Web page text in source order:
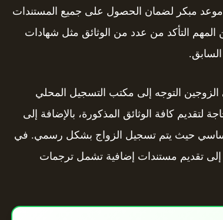
موعد مبكر لضمان الحصول على جميع المستندات
التأكد من عدد من الوثائق مثل شهادات
السابق.
التوجه إلى مكتب التسجيل المحلي
كافة الوثائق المذكورة، بالإضافة إلى
حيث يتم تسجيل الزواج بشكل رسمي. في
إلى تقديم مستندات إضافية تشمل ترجمات